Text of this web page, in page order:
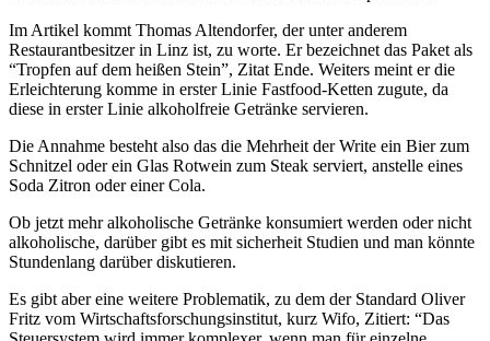
Im Artikel kommt Thomas Altendorfer, der unter anderem
Restaurantbesitzer in Linz ist, zu worte. Er bezeichnet das Paket als
“Tropfen auf dem heißen Stein”, Zitat Ende. Weiters meint er die
Erleichterung komme in erster Linie Fastfood-Ketten zugute, da
diese in erster Linie alkoholfreie Getränke servieren.
Die Annahme besteht also das die Mehrheit der Write ein Bier zum
Schnitzel oder ein Glas Rotwein zum Steak serviert, anstelle eines
Soda Zitron oder einer Cola.
Ob jetzt mehr alkoholische Getränke konsumiert werden oder nicht
alkoholische, darüber gibt es mit sicherheit Studien und man könnte
Stundenlang darüber diskutieren.
Es gibt aber eine weitere Problematik, zu dem der Standard Oliver
Fritz vom Wirtschaftsforschungsinstitut, kurz Wifo, Zitiert: “Das